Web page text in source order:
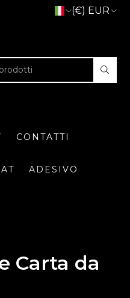
(€) EUR
CONTATTI
ADESIVO
Carta da